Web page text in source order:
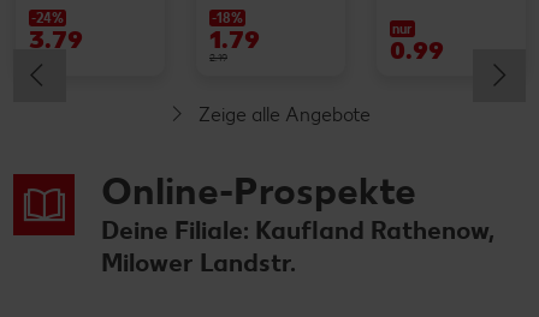
-24%
3.79
-18%
1.79
2.19
nur
0.99
Zeige alle Angebote
Online-Prospekte
Deine Filiale: Kaufland Rathenow,
Milower Landstr.